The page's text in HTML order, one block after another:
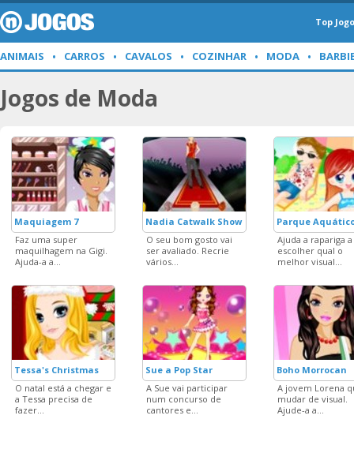
Top
ANIMAIS CARROS CAVALOS COZINHAR MODA
Jogos de Moda
Maquiagem 7
Faz uma super
maquilhagem na Gigi.
Ajuda-a a...
Nadia Catwalk Show
O seu bom gosto vai
ser avaliado. Recrie
vários...
Parque
Ajuda a rapariga a
escolher qual o
melhor visual...
Tessa's Christmas
O natal está a chegar e
a Tessa precisa de
fazer...
Sue a Pop Star
A Sue vai participar
num concurso de
cantores e...
Boho Morrocan
A jovem Lorena
mudar de visual.
Ajude-a a...